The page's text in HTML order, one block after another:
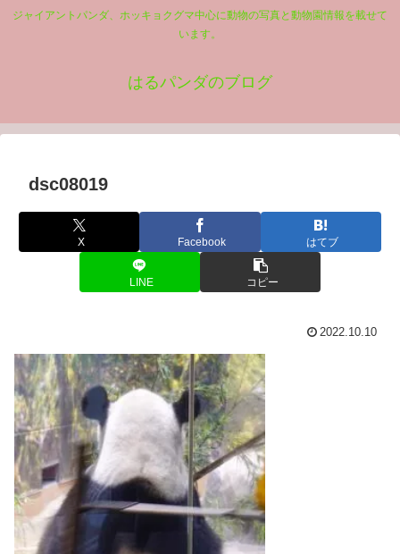
ジャイアントパンダ、ホッキョクグマ中心に動物の写真と動物園情報を載せて
います。
はるパンダのブログ
dsc08019
X Facebook はてブ
LINE コピー
2022.10.10